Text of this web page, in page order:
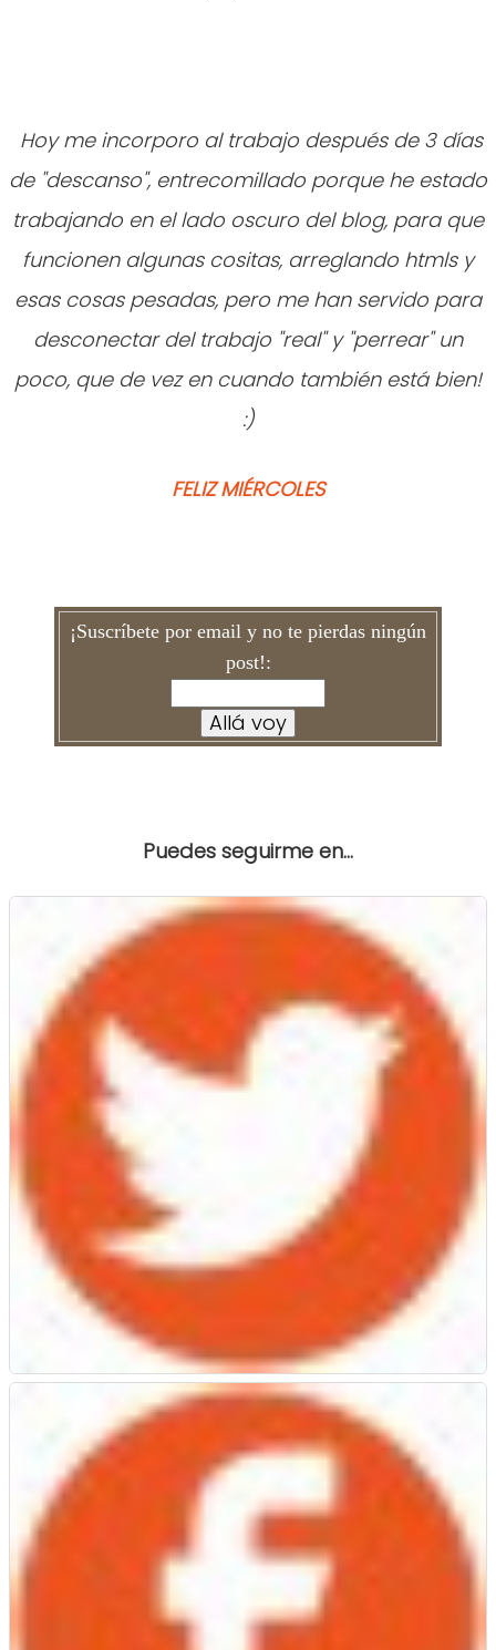
Hoy me incorporo al trabajo después de 3 días
de "descanso", entrecomillado porque he estado
trabajando en el lado oscuro del blog, para que
funcionen algunas cositas, arreglando htmls y
esas cosas pesadas, pero me han servido para
desconectar del trabajo "real" y "perrear" un
poco, que de vez en cuando también está bien!
:)
FELIZ MIÉRCOLES
¡Suscríbete por email y no te pierdas ningún
post!:
Puedes seguirme en...